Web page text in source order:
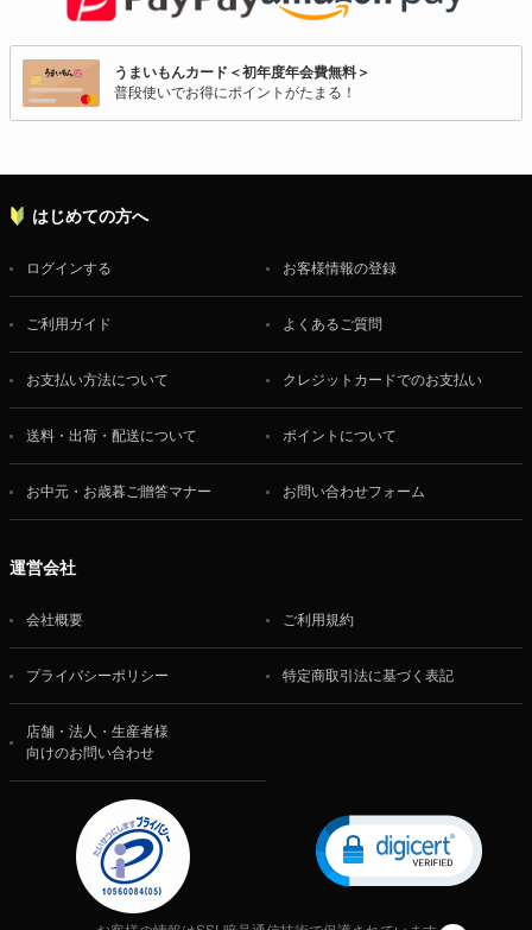
うまいもんカード＜初年度年会費無料＞
普段使いでお得にポイントがたまる！
はじめての方へ
ログインする お客様情報の登録
ご利用ガイド よくあるご質問
お支払い方法について クレジットカードでのお支払い
送料・出荷・配送について ポイントについて
お中元・お歳暮ご贈答マナー お問い合わせフォーム
運営会社
会社概要 ご利用規約
プライバシーポリシー 特定商取引法に基づく表記
店舗・法人・生産者様
向けのお問い合わせ